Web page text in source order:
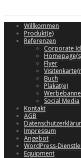
Willkommen
Produkt(e)
Referenzen
Corporate
Flyer
Buch
Plakat(e)
Social Media
Kontakt
AGB
Impressum
Angebot
WordPress-
Equipment